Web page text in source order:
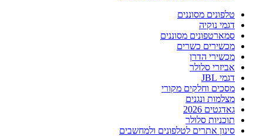
טלפונים מסוננים
דגמי נוקיה
סמארטפונים מסוננים
מכשירים כשרים
מכשירי הדרן
אביזרי סלולר
דגמי JBL
מסכים וחלקים מקורי
מצלמות ונגנים
גאדגטים 2026
תוכניות סלולר
סינון אתרים לטלפונים ולמחשבים